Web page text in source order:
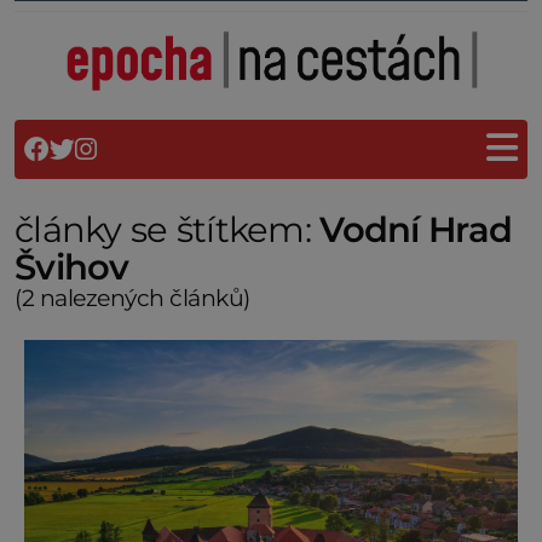
články se štítkem:Vodní Hrad
Švihov
(2 nalezených článků)